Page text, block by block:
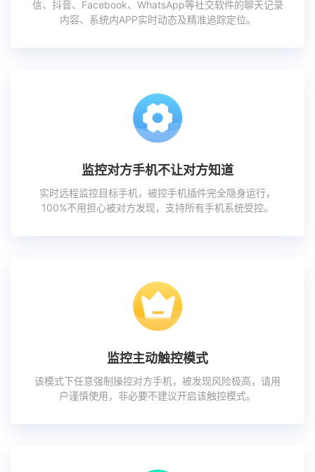
信、抖音、Facebook、WhatsApp等社交软件的聊天记录
内容、系统内APP实时动态及精准追踪定位。
监控对方手机不让对方知道
实时远程监控目标手机，被控手机插件完全隐身运行，
100%不用担心被对方发现，支持所有手机系统受控。
监控主动触控模式
该模式下任意强制操控对方手机，被发现风险极高，请用
户谨慎使用，非必要不建议开启该触控模式。